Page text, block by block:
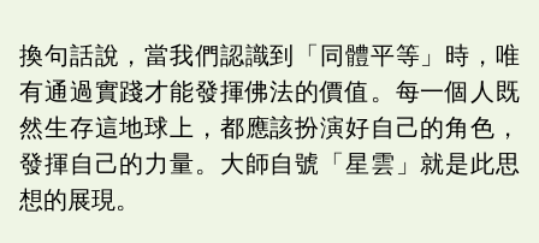
換句話說，當我們認識到「同體平等」時，唯
有通過實踐才能發揮佛法的價值。每一個人既
然生存這地球上，都應該扮演好自己的角色，
發揮自己的力量。大師自號「星雲」就是此思
想的展現。